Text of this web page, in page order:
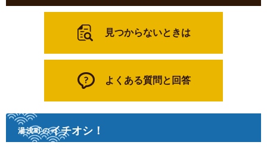
見つからないときは
よくある質問と回答
湯浅町のイチオシ！